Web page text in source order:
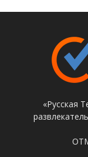
«Русская